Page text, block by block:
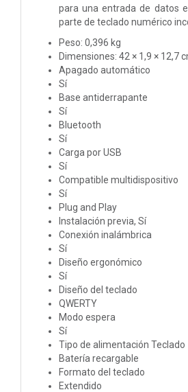
para una entrada de datos
parte de teclado numérico
Peso: 0,396 kg
Dimensiones: 42 × 1,9 × 12,7
Apagado automático
Sí
Base antiderrapante
Sí
Bluetooth
Sí
Carga por USB
Sí
Compatible multidispositivo
Sí
Plug and Play
Instalación previa, Sí
Conexión inalámbrica
Sí
Diseño ergonómico
Sí
Diseño del teclado
QWERTY
Modo espera
Sí
Tipo de alimentación Teclado
Batería recargable
Formato del teclado
Extendido